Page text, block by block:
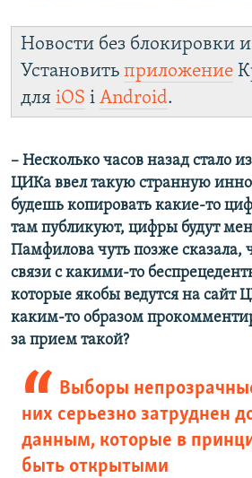
Новости без блокировки
Установить приложение
для iOS і Android.
– Несколько часов назад стало
ЦИКа ввел такую странную
будешь копировать какие-то
там публикуют, цифры будут
Памфилова чуть позже сказала,
связи с какими-то
которые якобы ведутся на
каким-то образом
за прием такой?
Выборы
них серьезно затруднен
данным, которые в
быть открытыми